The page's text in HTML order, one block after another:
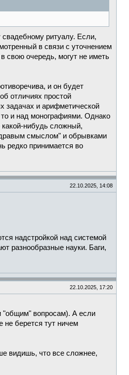
ритуалу. Если,
в связи с уточнением
свою очередь, могут не иметь
и он будет
отличиях простой
задачах и арифметической
то и над монографиями. Однако
нибудь сложный,
смыслом" и обрывками
редко принимается во
22.10.2025, 14:08
надстройкой над системой
разнообразные науки. Баги,
22.10.2025, 17:20
"общим" вопросам). А если
не берется тут ничем
видишь, что все сложнее,